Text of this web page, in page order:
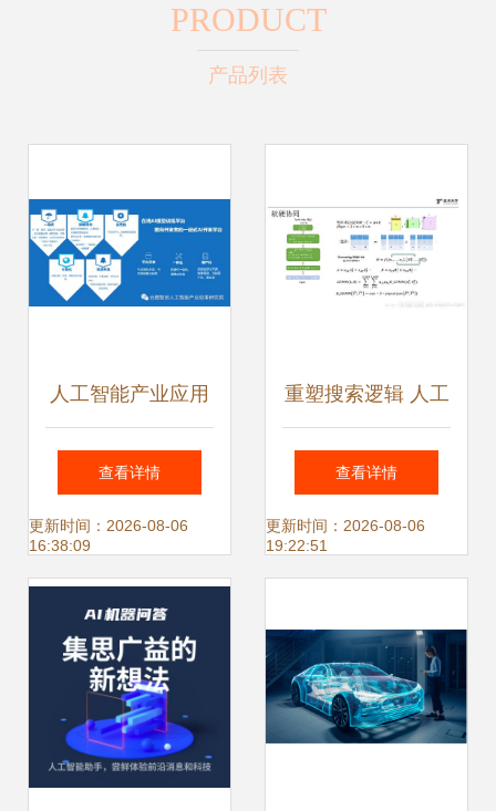
PRODUCT
产品列表
人工智能产业应用
研究院 实验室成果
与应用软件开发的
前沿探索
查看详情
更新时间：2026-08-06
16:38:09
重塑搜索逻辑 人工
智能在搜索中的深
度应用与软件开发
查看详情
更新时间：2026-08-06
19:22:51